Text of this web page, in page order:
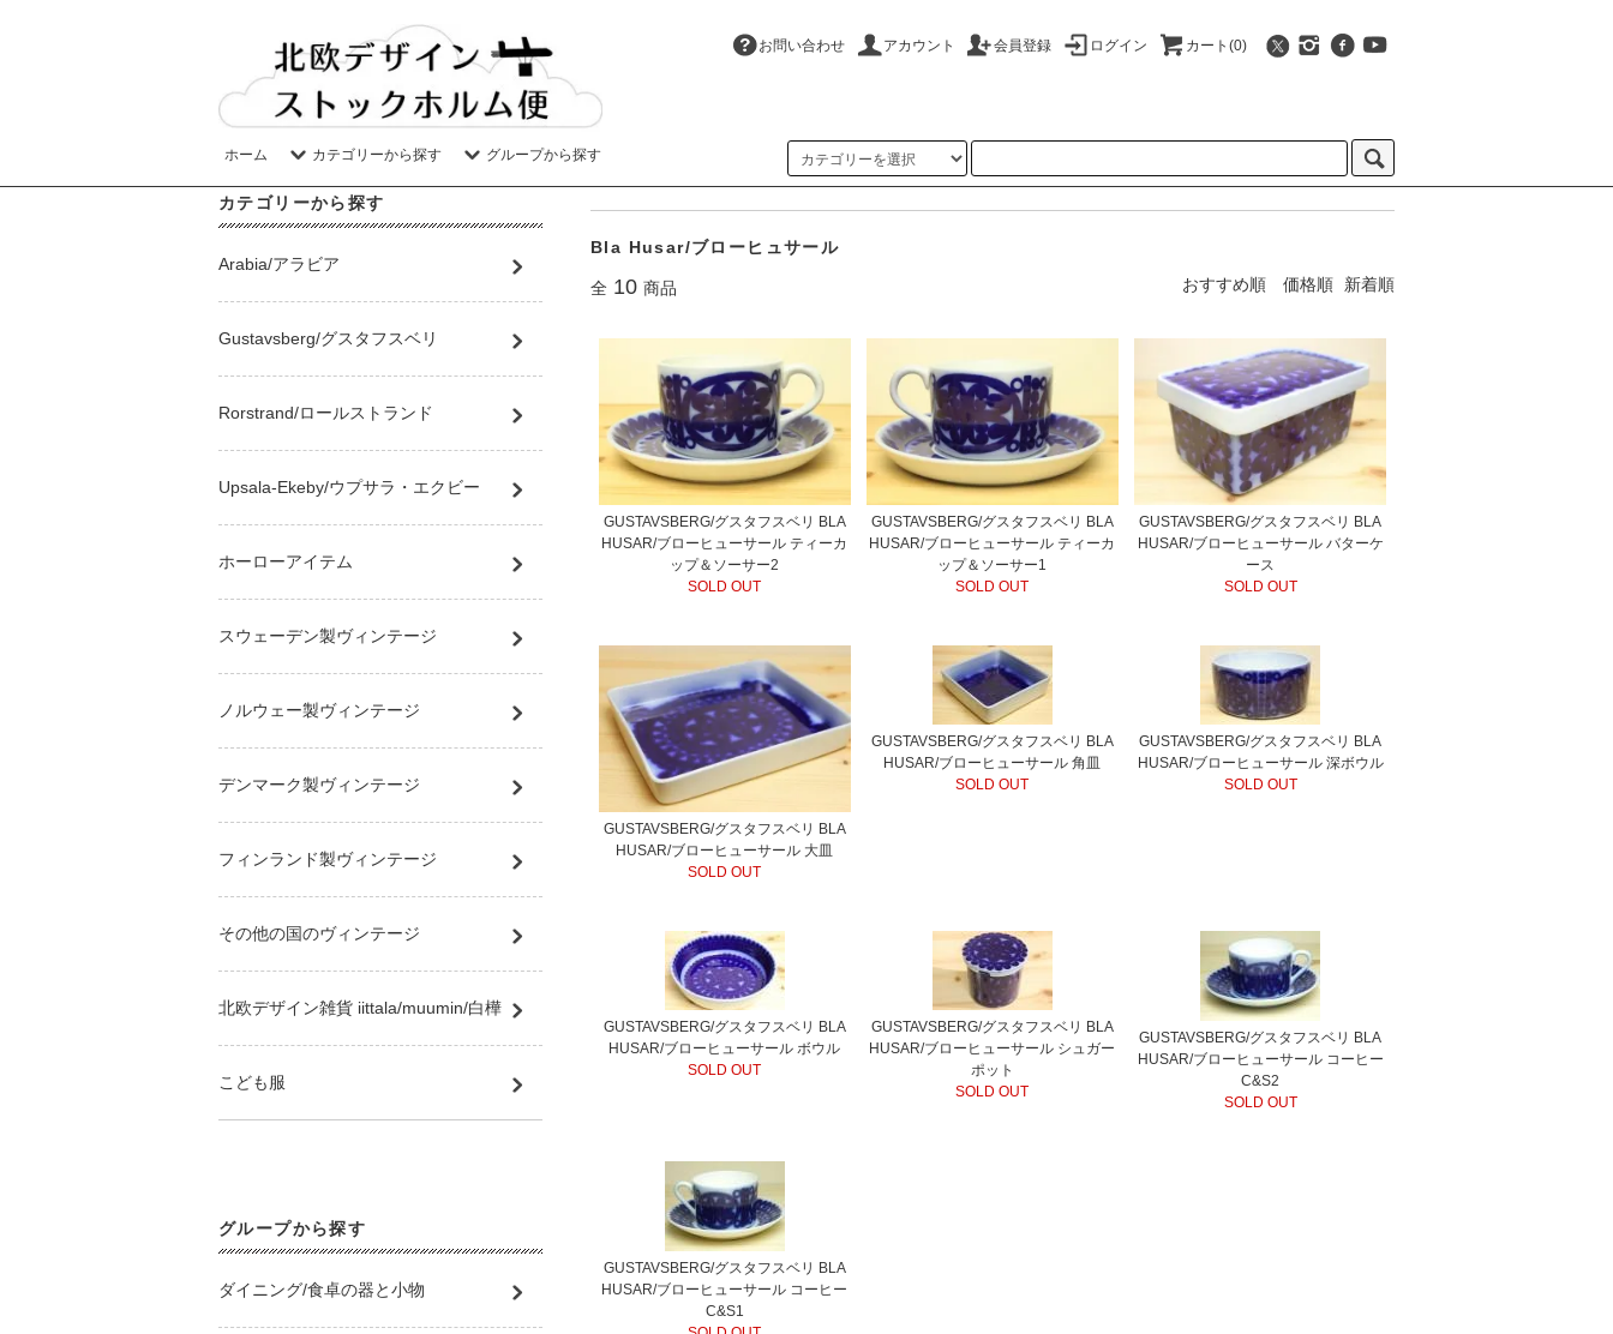
お問い合わせ アカウント 会員登録 ログイン カート(0)
ホーム カテゴリーから探す グループから探す
ホーム Gustavsberg/グスタフスベリ >Bla Husar/ブローヒュサール
Bla Husar/ブローヒュサール
全 10 商品 おすすめ順 価格順 新着順
GUSTAVSBERG/グスタフスベリ BLA
HUSAR/ブローヒューサール ティーカ
ップ＆ソーサー2
SOLD OUT
GUSTAVSBERG/グスタフスベリ BLA
HUSAR/ブローヒューサール ティーカ
ップ＆ソーサー1
SOLD OUT
GUSTAVSBERG/グスタフスベリ BLA
HUSAR/ブローヒューサール バターケ
ース
SOLD OUT
GUSTAVSBERG/グスタフスベリ BLA
HUSAR/ブローヒューサール 大皿
SOLD OUT
GUSTAVSBERG/グスタフスベリ BLA
HUSAR/ブローヒューサール 角皿
SOLD OUT
GUSTAVSBERG/グスタフスベリ BLA
HUSAR/ブローヒューサール 深ボウル
SOLD OUT
GUSTAVSBERG/グスタフスベリ BLA
HUSAR/ブローヒューサール ボウル
SOLD OUT
GUSTAVSBERG/グスタフスベリ BLA
HUSAR/ブローヒューサール シュガー
ポット
SOLD OUT
GUSTAVSBERG/グスタフスベリ BLA
HUSAR/ブローヒューサール コーヒー
C&S2
SOLD OUT
GUSTAVSBERG/グスタフスベリ BLA
HUSAR/ブローヒューサール コーヒー
C&S1
カテゴリーから探す
Arabia/アラビア
Gustavsberg/グスタフスベリ
Rorstrand/ロールストランド
Upsala-Ekeby/ウプサラ・エクビー
ホーローアイテム
スウェーデン製ヴィンテージ
ノルウェー製ヴィンテージ
デンマーク製ヴィンテージ
フィンランド製ヴィンテージ
その他の国のヴィンテージ
北欧デザイン雑貨 iittala/muumin/白樺
こども服
グループから探す
ダイニング/食卓の器と小物